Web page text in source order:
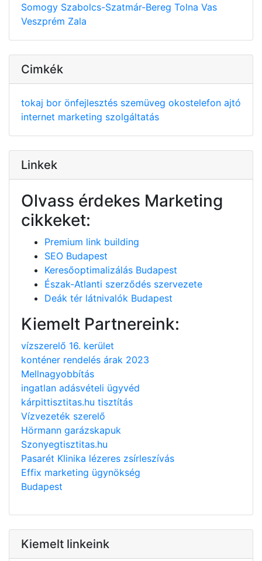
Somogy Szabolcs-Szatmár-Bereg Tolna Vas
Veszprém Zala
Cimkék
tokaj bor önfejlesztés szemüveg okostelefon ajtó
internet marketing szolgáltatás
Linkek
Olvass érdekes Marketing
cikkeket:
Premium link building
SEO Budapest
Keresőoptimalizálás Budapest
Észak-Atlanti szerződés szervezete
Deák tér látnivalók Budapest
Kiemelt Partnereink:
vízszerelő 16. kerület
konténer rendelés árak 2023
Mellnagyobbítás
ingatlan adásvételi ügyvéd
kárpittisztitas.hu tisztítás
Vízvezeték szerelő
Hörmann garázskapuk
Szonyegtisztitas.hu
Pasarét Klinika lézeres zsírleszívás
Effix marketing ügynökség
Budapest
Kiemelt linkeink